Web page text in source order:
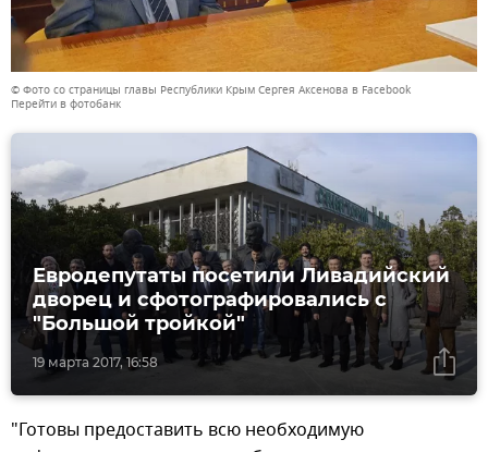
© Фото со страницы главы Республики Крым Сергея Аксенова в Facebook
Перейти в фотобанк
19 марта 2017, 16:58
Евродепутаты посетили Ливадийский
дворец и сфотографировались с
"Большой тройкой"
"Готовы предоставить всю необходимую